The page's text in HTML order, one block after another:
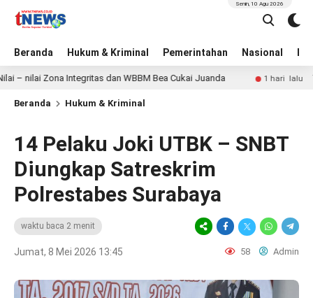
Beranda Hukum & Kriminal Pemerintahan Nasional
Senin, 10 Agu 2026
Zona Integritas dan WBBM Bea Cukai Juanda 1 hari lalu Tangkap
Beranda Hukum & Kriminal
14 Pelaku Joki UTBK – SNBT
Diungkap Satreskrim
Polrestabes Surabaya
waktu baca 2 menit
Jumat, 8 Mei 2026 13:45 58 Admin